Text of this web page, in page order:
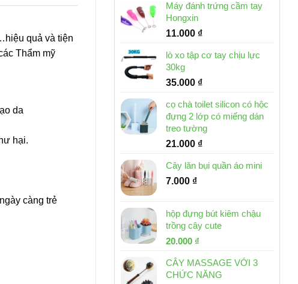
Máy đánh trứng cầm tay
Hongxin
11.000 ₫
lò xo tập cơ tay chịu lực
30kg
35.000 ₫
cọ chà toilet silicon có hộc
đựng 2 lớp có miếng dán
treo tường
21.000 ₫
Cây lăn bụi quần áo mini
7.000 ₫
hộp đựng bút kiêm chậu
trồng cây cute
Giá
là:
30.000 ₫.
20.000 ₫
tại
là:
CÂY MASSAGE VỚI 3
CHỨC NĂNG
quả và tiện
Thẩm mỹ
da
hại.
càng trẻ